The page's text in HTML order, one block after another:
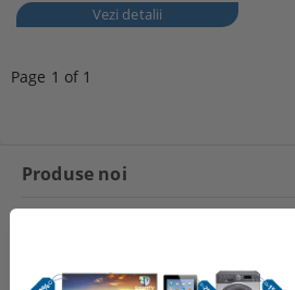
Vezi detalii
Page 1 of 1
Produse noi